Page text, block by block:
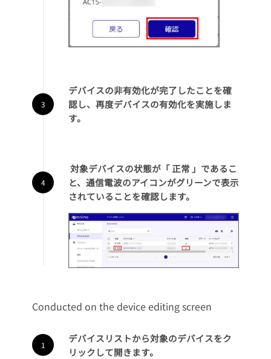
デバイスの非有効化が完了したことを確
認し、再度デバイスの有効化を実施しま
す。
対象デバイスの状態が「 正常 」であるこ
と、通信電波のアイコンがグリーンで表示
されていることを確認します。
Conducted on the device editing screen
デバイスリストから対象のデバイスをク
リックして開きます。